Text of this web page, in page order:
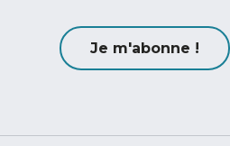
Je m'abonne !